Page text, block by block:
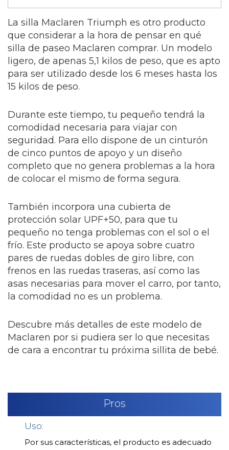
La silla Maclaren Triumph es otro producto
que considerar a la hora de pensar en qué
silla de paseo Maclaren comprar. Un modelo
ligero, de apenas 5,1 kilos de peso, que es apto
para ser utilizado desde los 6 meses hasta los
15 kilos de peso.
Durante este tiempo, tu pequeño tendrá la
comodidad necesaria para viajar con
seguridad. Para ello dispone de un cinturón
de cinco puntos de apoyo y un diseño
completo que no genera problemas a la hora
de colocar el mismo de forma segura.
También incorpora una cubierta de
protección solar UPF+50, para que tu
pequeño no tenga problemas con el sol o el
frío. Este producto se apoya sobre cuatro
pares de ruedas dobles de giro libre, con
frenos en las ruedas traseras, así como las
asas necesarias para mover el carro, por tanto,
la comodidad no es un problema.
Descubre más detalles de este modelo de
Maclaren por si pudiera ser lo que necesitas
de cara a encontrar tu próxima sillita de bebé.
Pros
Uso:
Por sus características, el producto es adecuado